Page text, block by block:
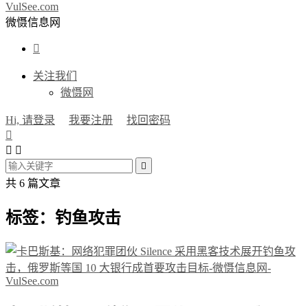
VulSee.com
微慑信息网

关注我们
微慑网
Hi, 请登录 我要注册
找回密码

 

共 6 篇文章
标签：钓鱼攻击